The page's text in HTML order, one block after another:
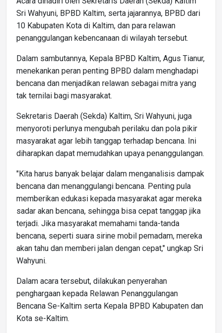
Sri Wahyuni, BPBD Kaltim, serta jajarannya, BPBD dari
10 Kabupaten Kota di Kaltim, dan para relawan
penanggulangan kebencanaan di wilayah tersebut.
Dalam sambutannya, Kepala BPBD Kaltim, Agus Tianur,
menekankan peran penting BPBD dalam menghadapi
bencana dan menjadikan relawan sebagai mitra yang
tak ternilai bagi masyarakat.
Sekretaris Daerah (Sekda) Kaltim, Sri Wahyuni, juga
menyoroti perlunya mengubah perilaku dan pola pikir
masyarakat agar lebih tanggap terhadap bencana. Ini
diharapkan dapat memudahkan upaya penanggulangan.
"Kita harus banyak belajar dalam menganalisis dampak
bencana dan menanggulangi bencana. Penting pula
memberikan edukasi kepada masyarakat agar mereka
sadar akan bencana, sehingga bisa cepat tanggap jika
terjadi. Jika masyarakat memahami tanda-tanda
bencana, seperti suara sirine mobil pemadam, mereka
akan tahu dan memberi jalan dengan cepat," ungkap Sri
Wahyuni.
Dalam acara tersebut, dilakukan penyerahan
penghargaan kepada Relawan Penanggulangan
Bencana Se-Kaltim serta Kepala BPBD Kabupaten dan
Kota se-Kaltim.